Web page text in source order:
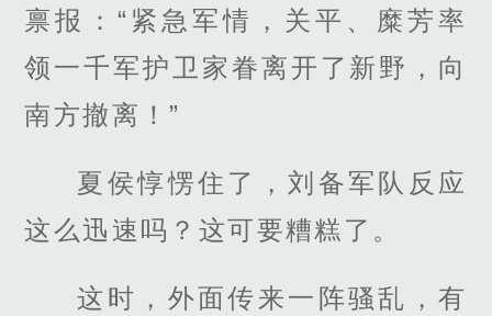
禀报：“紧急军情，关平、糜芳率
领一千军护卫家眷离开了新野，向
南方撤离！”
夏侯惇愣住了，刘备军队反应
这么迅速吗？这可要糟糕了。
这时，外面传来一阵骚乱，有